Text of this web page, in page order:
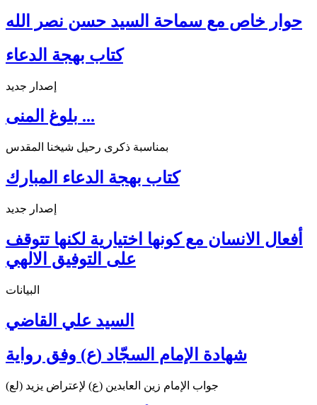
حوار خاص مع سماحة السيد حسن نصر الله
كتاب بهجة الدعاء
إصدار جديد
بلوغ المنى ...
بمناسبة ذكرى رحيل شيخنا المقدس
كتاب بهجة الدعاء المبارك
إصدار جديد
أفعال الانسان مع كونها اختيارية لكنها تتوقف
على التوفيق الالهي
البيانات
السيد علي القاضي
شهادة الإمام السجّاد (ع) وفق رواية
جواب الإمام زين العابدين (ع) لإعتراض يزيد (لع)